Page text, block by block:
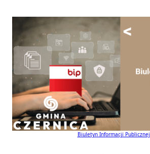
Biuletyn Informacji Publicznej